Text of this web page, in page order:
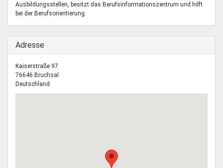
Demokratie & Beteiligung
Ausbildungsstellen, besitzt das Berufsinformationszentrum und hilft
bei der Berufsorientierung.
Ausblenden
Adresse
Kaiserstraße 97
76646 Bruchsal
Deutschland